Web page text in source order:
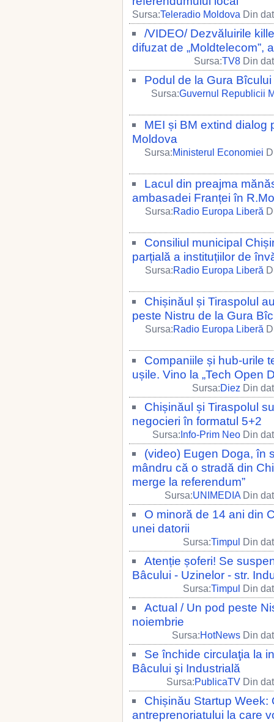
Sursa:Teleradio Moldova Din
/VIDEO/ Dezvăluirile
difuzat de „Moldtelecom”,
Sursa:TV8 Din
Podul de la Gura
Sursa:Guvernul Republicii
MEI și BM extind dialog
Moldova
Sursa:Ministerul Economiei
Lacul din preajma
ambasadei Franței în
Sursa:Radio Europa Liberă
Consiliul municipal
parțială a instituțiilor de
Sursa:Radio Europa Liberă
Chișinăul și Tiraspolul
peste Nistru de la Gura
Sursa:Radio Europa Liberă
Companiile și hub-urile
ușile. Vino la „Tech Open
Sursa:Diez Din
Chișinăul și Tiraspolul
negocieri în formatul 5+2
Sursa:Info-Prim Neo Din
(video) Eugen Doga, în
mândru că o stradă din
merge la referendum”
Sursa:UNIMEDIA Din
O minoră de 14 ani din
unei datorii
Sursa:Timpul Din
Atenție șoferi! Se
Bâcului - Uzinelor - str.
Sursa:Timpul Din
Actual / Un pod peste
noiembrie
Sursa:HotNews Din
Se închide circulaţia la
Bâcului şi Industrială
Sursa:PublicaTV Din
Chișinău Startup
antreprenoriatului la care